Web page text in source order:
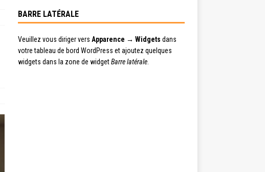
BARRE LATÉRALE
Veuillez vous diriger vers Apparence → Widgets dans
votre tableau de bord WordPress et ajoutez quelques
widgets dans la zone de widgetBarre latérale.